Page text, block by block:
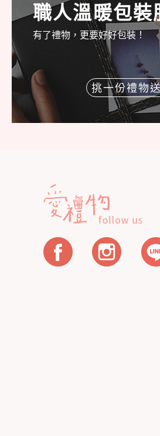
職人溫暖包裝
有了禮物，更要好好包裝！
挑一份禮物